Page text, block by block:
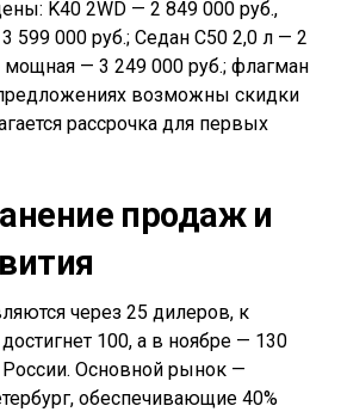
K40 2WD — 2 849 000 руб.,
599 000 руб.; Седан С50 2,0 л — 2
мощная — 3 249 000 руб.; флагман
возможны скидки
рассрочка для первых
продаж и
через 25 дилеров, к
100, а в ноябре — 130
России. Основной рынок —
обеспечивающие 40%